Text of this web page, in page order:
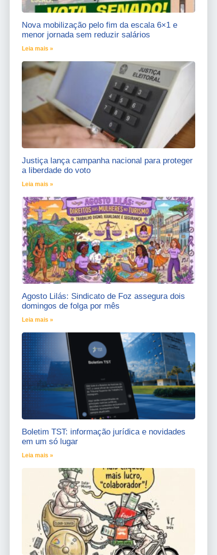
Nova mobilização pelo fim da escala 6×1 e
menor jornada sem reduzir salários
Leia mais »
Justiça lança campanha nacional para proteger
a liberdade do voto
Leia mais »
Agosto Lilás: Sindicato de Foz assegura dois
domingos de folga por mês
Leia mais »
Boletim TST: informação jurídica e novidades
em um só lugar
Leia mais »